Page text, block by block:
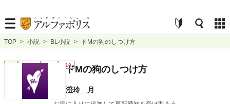
TOP > 小説 > BL小説 > ドMの狗のしつけ方
連載中 長編 R18
ドMの狗のしつけ方
澄玲 月